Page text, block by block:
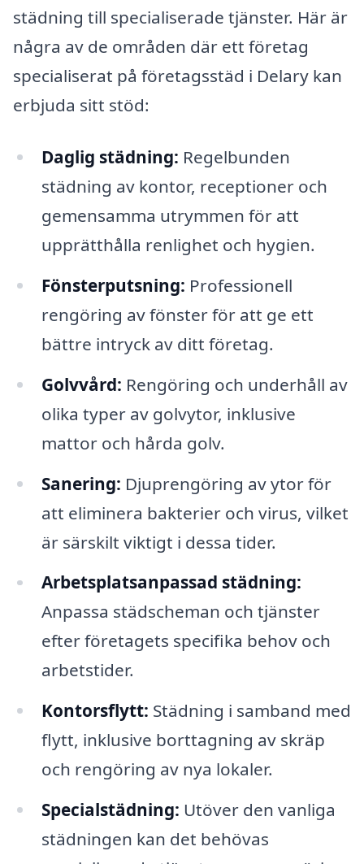
städning till specialiserade tjänster. Här är
några av de områden där ett företag
specialiserat på företagsstäd i Delary kan
erbjuda sitt stöd:
Daglig städning: Regelbunden
städning av kontor, receptioner och
gemensamma utrymmen för att
upprätthålla renlighet och hygien.
Fönsterputsning: Professionell
rengöring av fönster för att ge ett
bättre intryck av ditt företag.
Golvvård: Rengöring och underhåll av
olika typer av golvytor, inklusive
mattor och hårda golv.
Sanering: Djuprengöring av ytor för
att eliminera bakterier och virus, vilket
är särskilt viktigt i dessa tider.
Arbetsplatsanpassad städning:
Anpassa städscheman och tjänster
efter företagets specifika behov och
arbetstider.
Kontorsflytt: Städning i samband med
flytt, inklusive borttagning av skräp
och rengöring av nya lokaler.
Specialstädning: Utöver den vanliga
städningen kan det behövas